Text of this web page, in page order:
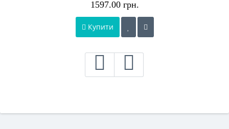
1597.00 грн.
Купити